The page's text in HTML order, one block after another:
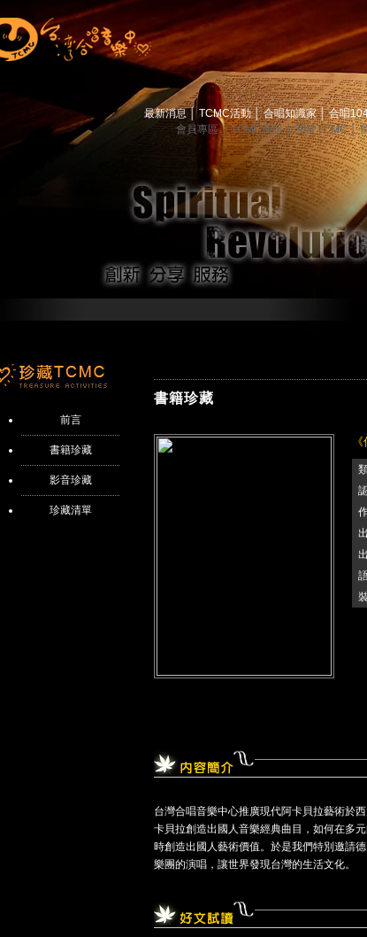
最新消息 TCMC活動│ 合唱知識家│ 合唱
會員專區│ TCMC會訊│ 關於TCMC│
前言
書籍珍藏
影音珍藏
珍藏清單
書籍珍藏
台灣合唱音樂中心推廣現代阿卡貝拉藝術於
卡貝拉創造出國人音樂經典曲目，如何在多
時創造出國人藝術價值。於是我們特別邀請
樂團的演唱，讓世界發現台灣的生活文化。